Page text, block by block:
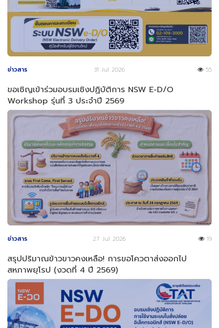
ข่าวสาร 31 Jul 2026 55
ขอเชิญเข้าร่วมอบรมเชิงปฏิบัติการ NSW E-D/O
Workshop รุ่นที่ 3 ประจำปี 2569
ข่าวสาร 27 Jul 2026 19
สรุปปริมาณข้าวขาวคงเหลือ! การขอโควตาส่งออกไป
สหภาพยุโรป (งวดที่ 4 ปี 2569)